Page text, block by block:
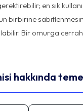
en sık
birbirine
Bir omurga
hakkında